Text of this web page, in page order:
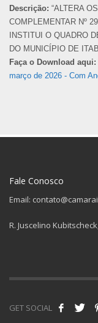
Descrição: “ALTERA
COMPLEMENTAR Nº
INSTITUI O QUADRO
DO MUNICÍPIO DE
Faça o Download aqui:
março de 2026 - Com
Fale Conosco
Email:
R. Juscelino
GET SOCIAL